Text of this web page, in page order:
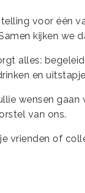
voor één
kijken we
alles:
en
wensen gaan
van ons.
vrienden of